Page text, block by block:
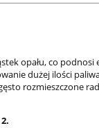
opału, co
dużej ilości
rozmieszczone